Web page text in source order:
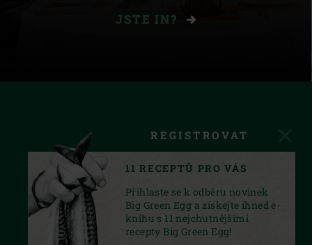
JSTE IN?
REGISTROVAT
11 RECEPTŮ PRO VÁS
Přihlaste se k odběru novinek
Big Green Egg a získejte ihned e-
knihu s 11 nejchutnějšími
recepty Big Green Egg!